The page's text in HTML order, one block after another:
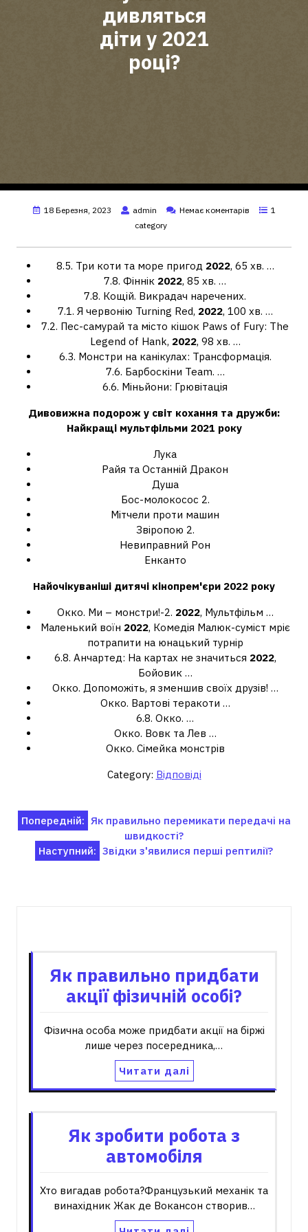
дивляться
діти у 2021
році?
18 Березня, 2023 admin Немає коментарів
1
category
8.5. Три коти та море пригод 2022, 65 хв. …
7.8. Фіннік 2022, 85 хв. …
7.8. Кощій. Викрадач наречених.
7.1. Я червонію Turning Red, 2022, 100 хв. …
7.2. Пес-самурай та місто кішок Paws of Fury: The
Legend of Hank, 2022, 98 хв. …
6.3. Монстри на канікулах: Трансформація.
7.6. Барбоскіни Team. …
6.6. Міньйони: Грювітація
Дивовижна подорож у світ кохання та дружби:
Найкращі мультфільми 2021 року
Лука
Райя та Останній Дракон
Душа
Бос-молокосос 2.
Мітчели проти машин
Звіропою 2.
Невиправний Рон
Енканто
Найочікуваніші дитячі кінопрем'єри 2022 року
Окко. Ми – монстри!-2. 2022, Мультфільм …
Маленький воїн 2022, Комедія Малюк-суміст мріє
потрапити на юнацький турнір
6.8. Анчартед: На картах не значиться 2022,
Бойовик …
Окко. Допоможіть, я зменшив своїх друзів! …
Окко. Вартові теракоти …
6.8. Окко. …
Окко. Вовк та Лев …
Окко. Сімейка монстрів
Category: Відповіді
Навігація
записів
Попередній: Як правильно перемикати передачі на
швидкості?
Наступний: Звідки з'явилися перші рептилії?
Як правильно придбати
акції фізичній особі?
Фізична особа може придбати акції на біржі
лише через посередника,…
Читати далі
Як зробити робота з
автомобіля
Хто вигадав робота?Французький механік та
винахідник Жак де Вокансон створив…